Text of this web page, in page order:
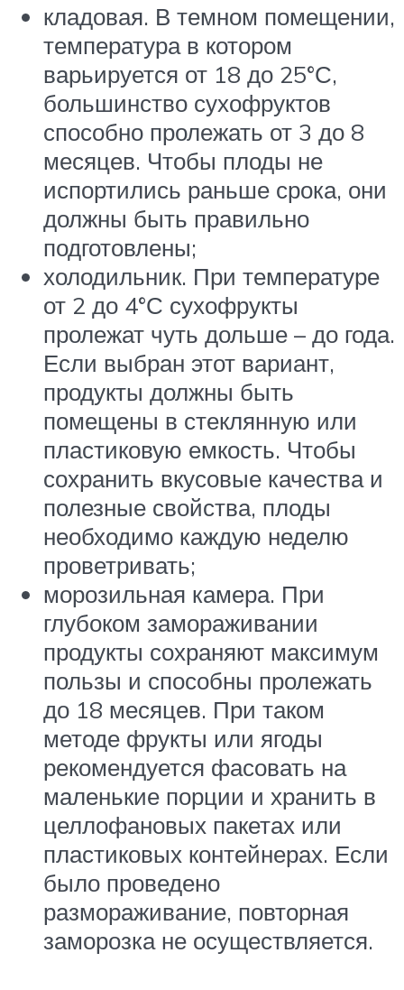
кладовая. В темном помещении,
температура в котором
варьируется от 18 до 25°С,
большинство сухофруктов
способно пролежать от 3 до 8
месяцев. Чтобы плоды не
испортились раньше срока, они
должны быть правильно
подготовлены;
холодильник. При температуре
от 2 до 4°С сухофрукты
пролежат чуть дольше – до года.
Если выбран этот вариант,
продукты должны быть
помещены в стеклянную или
пластиковую емкость. Чтобы
сохранить вкусовые качества и
полезные свойства, плоды
необходимо каждую неделю
проветривать;
морозильная камера. При
глубоком замораживании
продукты сохраняют максимум
пользы и способны пролежать
до 18 месяцев. При таком
методе фрукты или ягоды
рекомендуется фасовать на
маленькие порции и хранить в
целлофановых пакетах или
пластиковых контейнерах. Если
было проведено
размораживание, повторная
заморозка не осуществляется.